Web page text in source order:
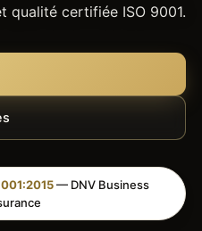
qualité certifiée ISO 9001.
— DNV Business